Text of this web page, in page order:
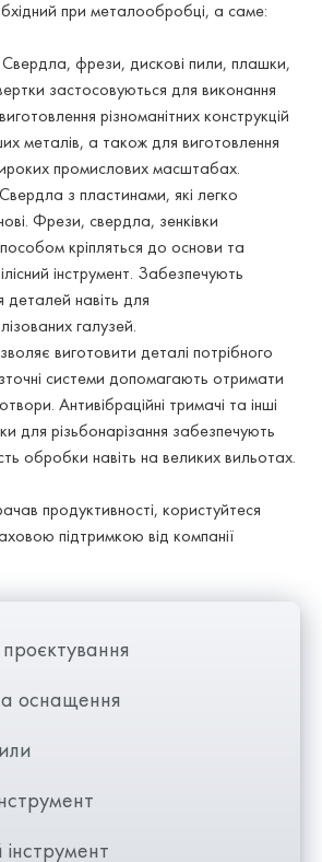
при металообробці, а саме:
Свердла, фрези, дискові пили, плашки,
застосовуються для виконання
різноманітних конструкцій
металів, а також для виготовлення
промислових масштабах.
Свердла з пластинами, які легко
Фрези, свердла, зенківки
кріпляться до основи та
інструмент. Забезпечують
деталей навіть для
галузей.
виготовити деталі потрібного
системи допомагають отримати
Антивібраційні тримачі та інші
для різьбонарізання забезпечують
обробки навіть на великих вильотах.
продуктивності, користуйтеся
підтримкою від компанії
оснащення